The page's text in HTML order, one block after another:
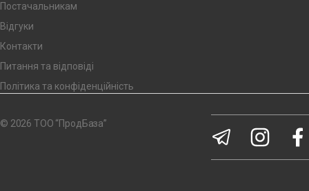
Постачальникам
Відгуки
Контакти
Питання та відповіді
Політика та конфіденційність
© 2026 ТОО “ПродБаза”